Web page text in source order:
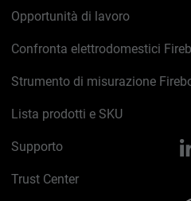
Opportunità di lavoro
Confronta elettrodomestici
Strumento di misurazione
Lista prodotti e SKU
Supporto
Trust Center